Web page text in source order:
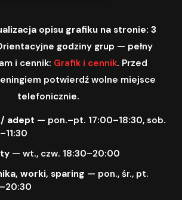
opisu grafiku na stronie: 3
godziny grup — pełny
i cennik: Grafik i cennik. Przed
potwierdź wolne miejsce
telefonicznie.
adept — pon.–pt. 17:00–18:30, sob.
— wt., czw. 18:30–20:00
worki, sparing — pon., śr., pt.